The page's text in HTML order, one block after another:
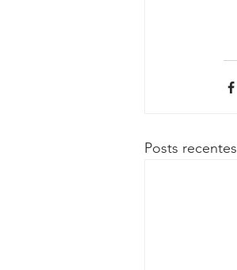
Posts recentes